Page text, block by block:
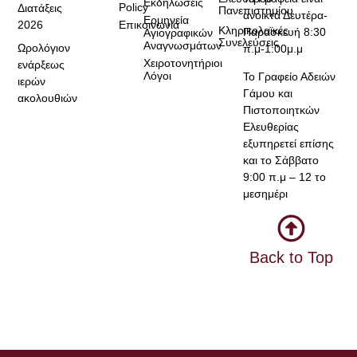
ανοικτά Δευτέρα-
Παρασκευή 8:30
π.μ-1:00μ.μ
Το Γραφείο Αδειών
Γάμου και
Πιστοποιητκών
Ελευθερίας
εξυπηρετεί επίσης
και το Σάββατο
9:00 π.μ – 12 το
μεσημέρι
Back to Top
Policy
Επικοινωνία
Ερμηνεία
Αγιογραφικών
Αναγνωσμάτων
Χειροτονητήριοι
Λόγοι
Διατάξεις
2026
Ωρολόγιον
ενάρξεως
ιερών
ακολουθιών
Πανεπιστημίου
Κληρικολαϊκές
Συνελεύσεις